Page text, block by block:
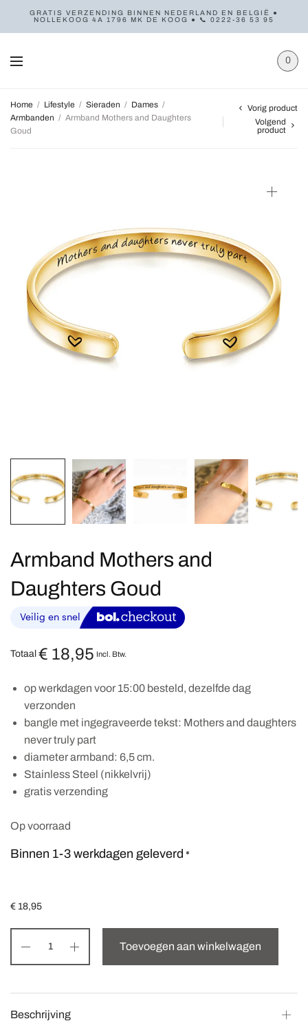
GRATIS VERZENDING BINNEN NEDERLAND EN BELGIË ●
NOLLEKOOG 4A 1796 MK DE KOOG ● 📞 0222-36 53 95
0
Home / Lifestyle / Sieraden / Dames /
Armbanden / Armband Mothers and Daughters
Goud
Vorig product
Volgend
product
Armband Mothers and
Daughters Goud
Totaal € 18,95 Incl. Btw.
op werkdagen voor 15:00 besteld, dezelfde dag
verzonden
bangle met ingegraveerde tekst: Mothers and daughters
never truly part
diameter armband: 6,5 cm.
Stainless Steel (nikkelvrij)
gratis verzending
Op voorraad
Binnen 1-3 werkdagen geleverd *
€ 18,95
Toevoegen aan winkelwagen
Beschrijving